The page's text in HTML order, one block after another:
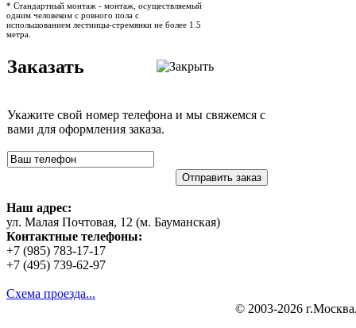
* Стандартный монтаж - монтаж, осуществляемый
одним человеком с ровного пола с
испольшованием лестницы-стремянки не более 1.5
метра.
Заказать
Укажите свой номер телефона и мы свяжемся с
вами для оформления заказа.
Отправить заказ
Наш адрес:
ул. Малая Почтовая, 12 (м. Бауманская)
Контактные телефоны:
+7 (985) 783-17-17
+7 (495) 739-62-97
Схема проезда...
© 2003-2026